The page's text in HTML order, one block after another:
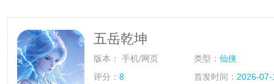
五岳乾坤
版本： 手机/网页 类型： 仙侠
评分： 8 首发时间： 2026-